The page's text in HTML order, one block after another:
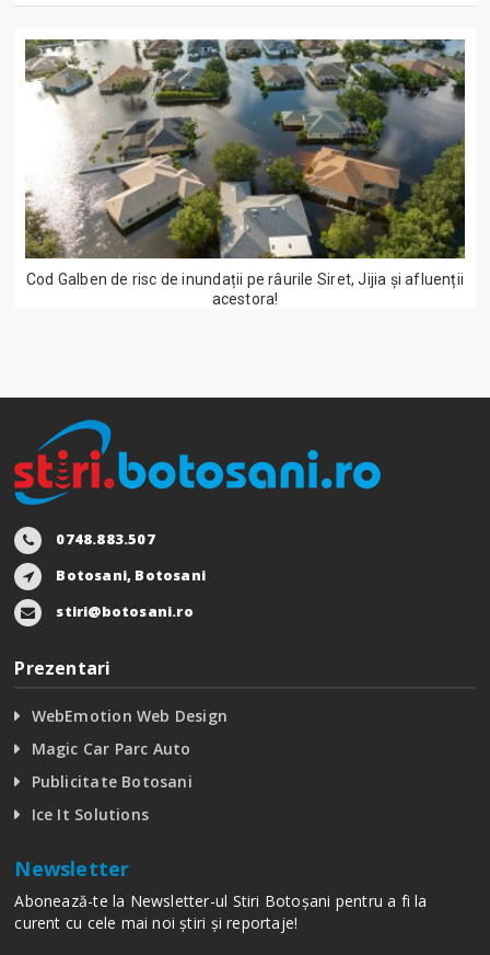
Cod Galben de risc de inundații pe râurile Siret, Jijia și afluenții
acestora!
0748.883.507
Botosani, Botosani
stiri@botosani.ro
Prezentari
WebEmotion Web Design
Magic Car Parc Auto
Publicitate Botosani
Ice It Solutions
Newsletter
Abonează-te la Newsletter-ul Stiri Botoșani pentru a fi la
curent cu cele mai noi știri și reportaje!